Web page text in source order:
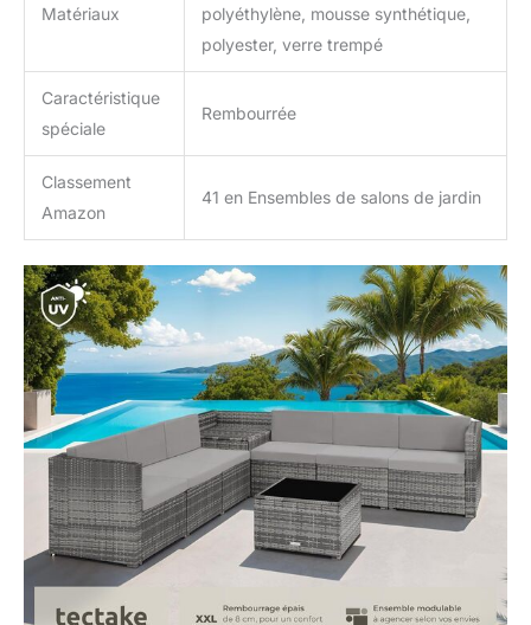
canape exterieur est la
solution parfaite pour
Matériaux
polyéthylène, mousse synthétique,
polyester, verre trempé
Caractéristique
spéciale
Rembourrée
Classement
Amazon
41 en Ensembles de salons de jardin